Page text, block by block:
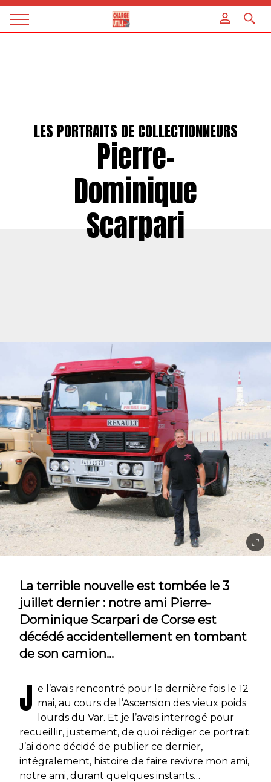
Magazine
LES PORTRAITS DE COLLECTIONNEURS
Pierre-
Dominique
Scarpari
La terrible nouvelle est tombée le 3
juillet dernier : notre ami Pierre-
Dominique Scarpari de Corse est
décédé accidentellement en tombant
de son camion…
J e l’avais rencontré pour la dernière fois le 12
mai, au cours de l’Ascension des vieux poids
lourds du Var. Et je l’avais interrogé pour
recueillir, justement, de quoi rédiger ce portrait.
J’ai donc décidé de publier ce dernier,
intégralement, histoire de faire revivre mon ami,
notre ami, durant quelques instants…
Panneau de gestion des cookies